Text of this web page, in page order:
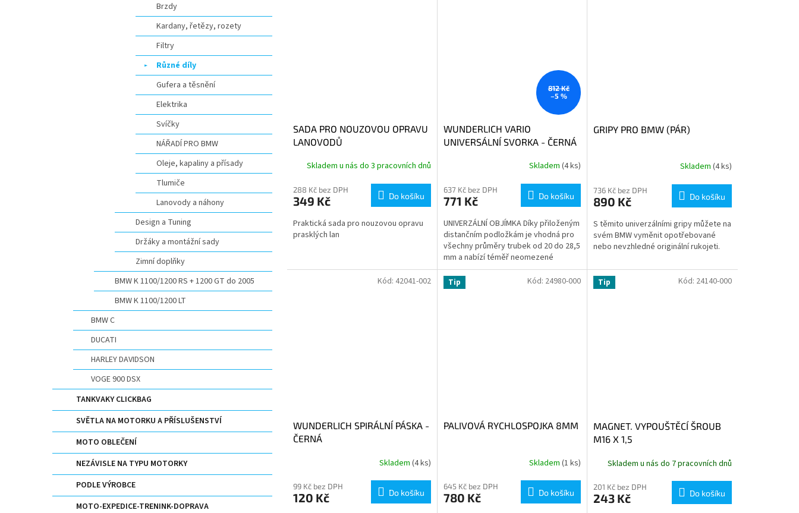
Brzdy
Kardany, řetězy, rozety
Filtry
Různé díly
Gufera a těsnění
Elektrika
Svíčky
NÁŘADÍ PRO BMW
Oleje, kapaliny a přísady
Tlumiče
Lanovody a náhony
Design a Tuning
Držáky a montážní sady
Zimní doplňky
BMW K 1100/1200 RS + 1200 GT do 2005
BMW K 1100/1200 LT
BMW C
DUCATI
HARLEY DAVIDSON
VOGE 900 DSX
TANKVAKY CLICKBAG
SVĚTLA NA MOTORKU A PŘÍSLUŠENSTVÍ
MOTO OBLEČENÍ
NEZÁVISLE NA TYPU MOTORKY
PODLE VÝROBCE
MOTO-EXPEDICE-TRENINK-DOPRAVA
SADA PRO NOUZOVOU OPRAVU
LANOVODŮ
Skladem u nás do 3 pracovních dnů
288 Kč bez DPH
349 Kč Do košíku
Praktická sada pro nouzovou opravu
prasklých lan
812 Kč
–5 %
WUNDERLICH VARIO
UNIVERSÁLNÍ SVORKA - ČERNÁ
Skladem(4 ks)
637 Kč bez DPH
771 Kč Do košíku
UNIVERZÁLNÍ OBJÍMKA Díky přiloženým
distančním podložkám je vhodná pro
všechny průměry trubek od 20 do 28,5
mm a nabízí téměř neomezené
možnosti montáže. Lze namontovat...
GRIPY PRO BMW (PÁR)
Skladem (4 ks)
736 Kč bez DPH
890 Kč Do košíku
S těmito univerzálními gripy můžete na
svém BMW vyměnit opotřebované
nebo nevzhledné originální rukojeti.
WUNDERLICH SPIRÁLNÍ PÁSKA -
ČERNÁ
Skladem (4 ks)
99 Kč bez DPH
120 Kč Do košíku
Kód: 42041-002 Tip
PALIVOVÁ RYCHLOSPOJKA 8MM
Skladem(1 ks)
645 Kč bez DPH
780 Kč Do košíku
Kód: 24980-000 Tip
MAGNET. VYPOUŠTĚCÍ ŠROUB
M16 X 1,5
Skladem u nás do 7 pracovních dnů
201 Kč bez DPH
243 Kč Do košíku
Kód: 24140-000